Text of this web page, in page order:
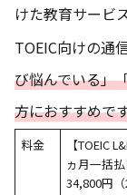
けた教育サービ
TOEIC向けの通
び悩んでいる」
方におすすめで
料金
【TOEIC
ヵ月一括
34,800円（